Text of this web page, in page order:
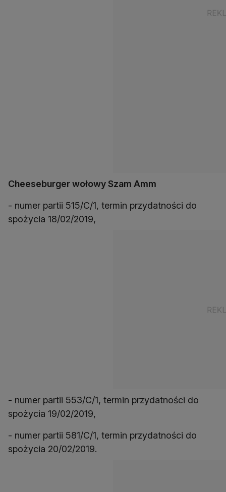
Cheeseburger wołowy Szam Amm
- numer partii 515/C/1, termin przydatności do
spożycia 18/02/2019,
- numer partii 553/C/1, termin przydatności do
spożycia 19/02/2019,
- numer partii 581/C/1, termin przydatności do
spożycia 20/02/2019.